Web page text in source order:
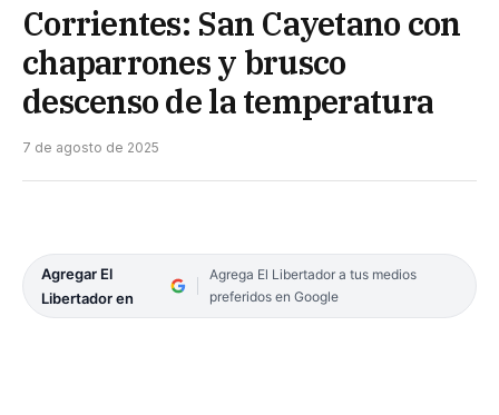
Corrientes: San Cayetano con
chaparrones y brusco
descenso de la temperatura
7 de agosto de 2025
Agregar El
Libertador en
Agrega El Libertador a tus medios
preferidos en Google